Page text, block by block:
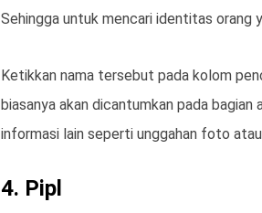
Sehingga untuk mencari identitas orang
Ketikkan nama tersebut pada kolom
biasanya akan dicantumkan pada
informasi lain seperti unggahan foto
4. Pipl